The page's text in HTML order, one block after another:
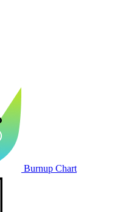
Burnup Chart